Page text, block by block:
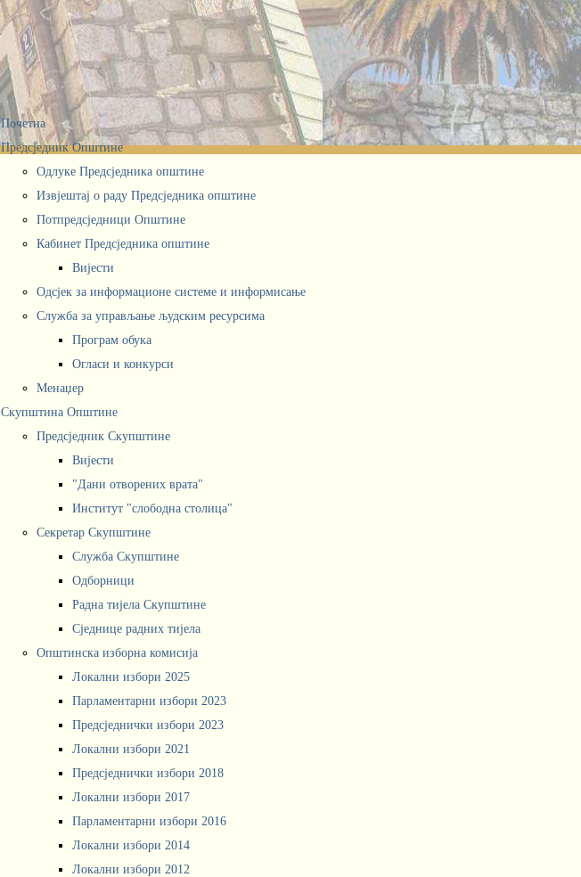
Почетна
Предсједник Општине
Одлуке Предсједника општине
Извјештај о раду Предсједника општине
Потпредсједници Општине
Кабинет Предсједника oпштине
Вијести
Одсјек за информационе системе и информисање
Служба за управљање људским ресурсима
Програм обука
Огласи и конкурси
Менаџер
Скупштина Општине
Предсједник Скупштине
Вијести
"Дани отворених врата"
Институт "слободна столица"
Секретар Скупштине
Служба Скупштине
Одборници
Радна тијела Скупштине
Сједнице радних тијела
Општинска изборна комисија
Локални избори 2025
Парламентарни избори 2023
Предсједнички избори 2023
Локални избори 2021
Предсједнички избори 2018
Локални избори 2017
Парламентарни избори 2016
Локални избори 2014
Локални избори 2012